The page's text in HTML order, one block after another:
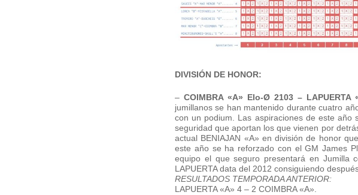
DIVISIÓN DE HONOR:
– COIMBRA «A» Elo-Ø 2103 – LAPUERTA
jumillanos se han mantenido durante cuatro
con un podium. Las aspiraciones de este año
seguridad que aportan los que vienen por
actual BENIAJAN «A» en división de honor
este año se ha reforzado con el GM James
equipo el que seguro presentará en Jumilla
LAPUERTA data del 2012 consiguiendo
RESULTADOS TEMPORADA ANTERIOR:
LAPUERTA «A» 4 – 2 COIMBRA «A».